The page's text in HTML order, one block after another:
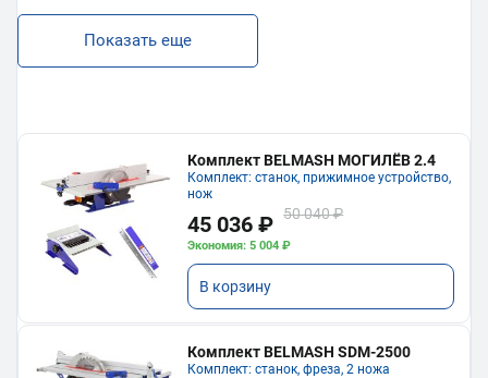
Показать еще
Комплект BELMASH МОГИЛЁВ 2.4
Комплект: станок, прижимное устройство,
нож
45 036 ₽ 50 040 ₽
Экономия: 5 004 ₽
В корзину
Комплект BELMASH SDM-2500
Комплект: станок, фреза, 2 ножа